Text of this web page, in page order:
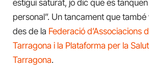
estigui saturat, jo dic que es
personal”. Un tancament que
des de la Federació d’Associacions
Tarragona i la Plataforma per la
Tarragona.